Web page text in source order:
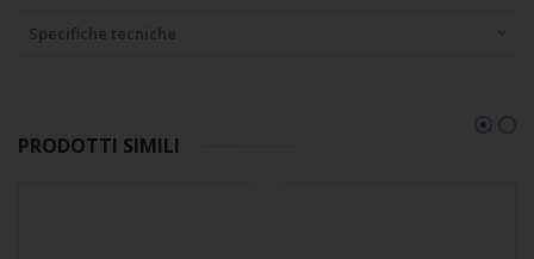
Specifiche tecniche
PRODOTTI SIMILI